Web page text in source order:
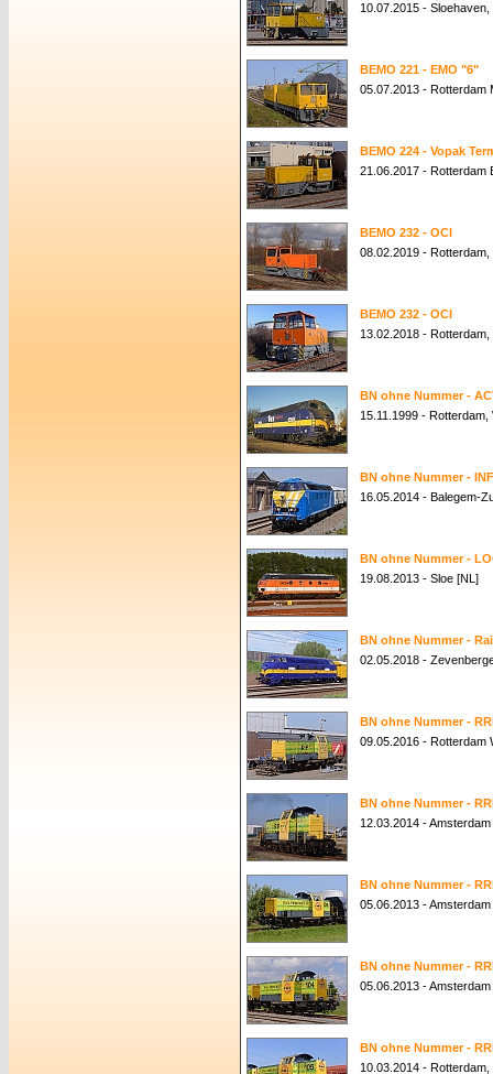
10.07.2015 - Sloehaven,
BEMO 221 - EMO "6"
05.07.2013 - Rotterdam
BEMO 224 - Vopak
21.06.2017 - Rotterdam
BEMO 232 - OCI
08.02.2019 -
BEMO 232 - OCI
13.02.2018 -
BN ohne Nummer -
15.11.1999 -
BN ohne Nummer -
16.05.2014 - Balegem-
BN ohne Nummer -
19.08.2013 - Sloe [NL]
BN ohne Nummer -
02.05.2018 -
BN ohne Nummer -
09.05.2016 - Rotterdam
BN ohne Nummer -
12.03.2014 -
BN ohne Nummer -
05.06.2013 -
BN ohne Nummer -
05.06.2013 -
BN ohne Nummer -
10.03.2014 -